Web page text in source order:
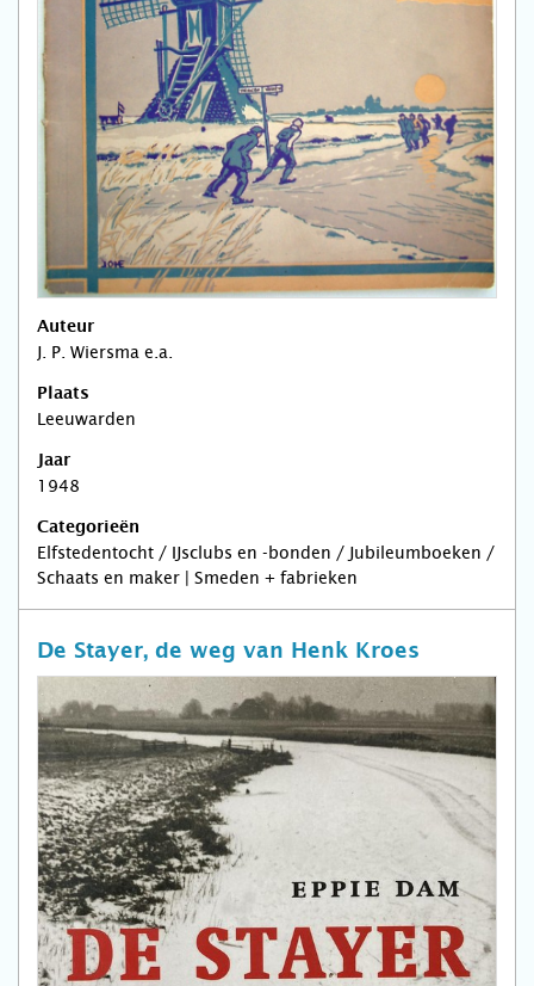
Auteur
J. P. Wiersma e.a.
Plaats
Leeuwarden
Jaar
1948
Categorieën
Elfstedentocht / IJsclubs en -bonden / Jubileumboeken /
Schaats en maker | Smeden + fabrieken
De Stayer, de weg van Henk Kroes